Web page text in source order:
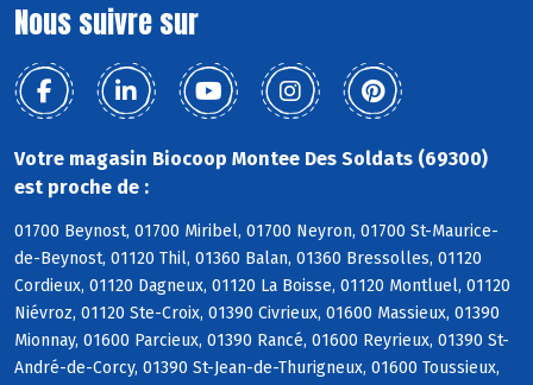
Nous suivre sur
Votre magasin Biocoop Montee Des Soldats (69300)
est proche de :
01700 Beynost, 01700 Miribel, 01700 Neyron, 01700 St-Maurice-
de-Beynost, 01120 Thil, 01360 Balan, 01360 Bressolles, 01120
Cordieux, 01120 Dagneux, 01120 La Boisse, 01120 Montluel, 01120
Niévroz, 01120 Ste-Croix, 01390 Civrieux, 01600 Massieux, 01390
Mionnay, 01600 Parcieux, 01390 Rancé, 01600 Reyrieux, 01390 St-
André-de-Corcy, 01390 St-Jean-de-Thurigneux, 01600 Toussieux,